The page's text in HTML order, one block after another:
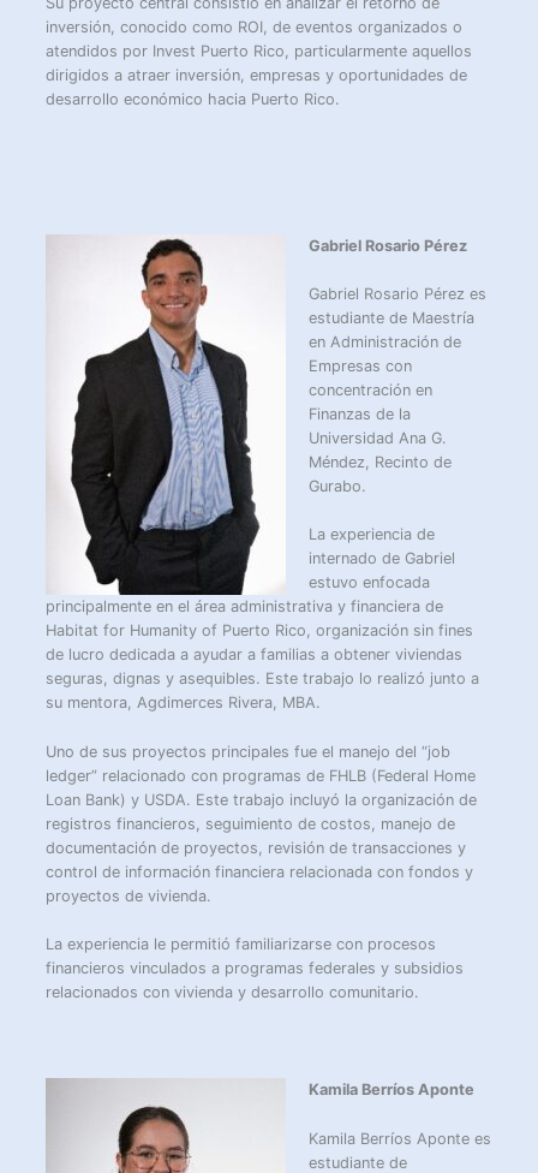
inversión, conocido como ROI, de eventos organizados o
atendidos por Invest Puerto Rico, particularmente aquellos
dirigidos a atraer inversión, empresas y oportunidades de
desarrollo económico hacia Puerto Rico.
Gabriel Rosario Pérez
Gabriel Rosario Pérez es
estudiante de Maestría
en Administración de
Empresas con
concentración en
Finanzas de la
Universidad Ana G.
Méndez, Recinto de
Gurabo.
La experiencia de
internado de Gabriel
estuvo enfocada
principalmente en el área administrativa y financiera de
Habitat for Humanity of Puerto Rico, organización sin fines
de lucro dedicada a ayudar a familias a obtener viviendas
seguras, dignas y asequibles. Este trabajo lo realizó junto a
su mentora, Agdimerces Rivera, MBA.
Uno de sus proyectos principales fue el manejo del “job
ledger” relacionado con programas de FHLB (Federal Home
Loan Bank) y USDA. Este trabajo incluyó la organización de
registros financieros, seguimiento de costos, manejo de
documentación de proyectos, revisión de transacciones y
control de información financiera relacionada con fondos y
proyectos de vivienda.
La experiencia le permitió familiarizarse con procesos
financieros vinculados a programas federales y subsidios
relacionados con vivienda y desarrollo comunitario.
Kamila Berríos Aponte
Kamila Berríos Aponte es
estudiante de